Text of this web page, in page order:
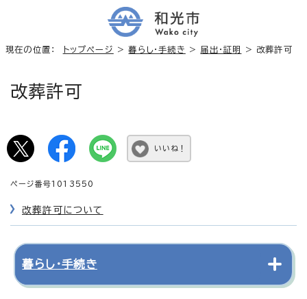
現在の位置： トップページ >暮らし・手続き > 届出・証明 > 改葬許可
改葬許可
いいね！
ページ番号1013550
改葬許可について
暮らし・手続き